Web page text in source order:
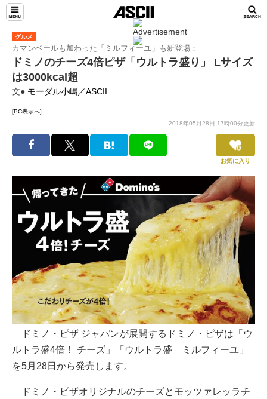
グルメ
カマンベールも加わった「ミルフィーユ」も新登場：
ドミノのチーズ4倍ピザ「ウルトラ盛り」 Lサイズ
は3000kcal超
文● モーダル小嶋／ASCII
[PC表示へ]
2018年05月28日 17時00分更新
お気に入り
ドミノ・ピザ ジャパンが展開するドミノ・ピザは「ウ
ルトラ盛4倍！ チーズ」「ウルトラ盛 ミルフィーユ」
を5月28日から発売します。
ドミノ・ピザオリジナルのチーズとモッツァレッラチ